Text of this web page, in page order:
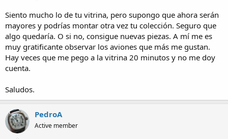
Siento mucho lo de tu vitrina, pero supongo que ahora serán
mayores y podrías montar otra vez tu colección. Seguro que
algo quedaría. O si no, consigue nuevas piezas. A mí me es
muy gratificante observar los aviones que más me gustan.
Hay veces que me pego a la vitrina 20 minutos y no me doy
cuenta.
Saludos.
PedroA
Active member